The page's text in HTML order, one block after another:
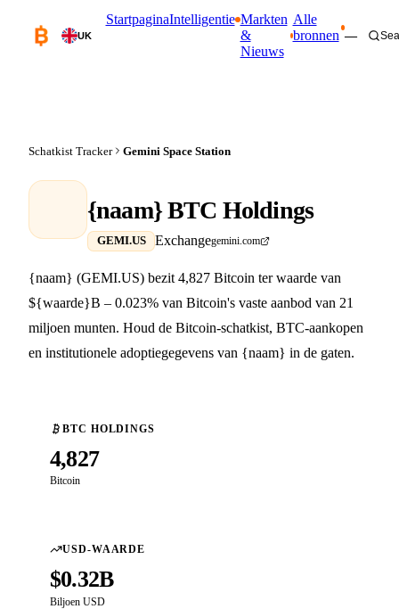
UK
StartpaginaIntelligentie Markten
&
Nieuws
Alle
bronnen —
Schatkist Tracker Gemini Space Station
{naam} BTC Holdings
GEMI.US Exchangegemini.com
{naam} (GEMI.US) bezit 4,827 Bitcoin ter waarde van
${waarde}B – 0.023% van Bitcoin's vaste aanbod van 21
miljoen munten. Houd de Bitcoin-schatkist, BTC-aankopen
en institutionele adoptiegegevens van {naam} in de gaten.
BTC HOLDINGS
4,827
Bitcoin
USD-WAARDE
$0.32B
Biljoen USD